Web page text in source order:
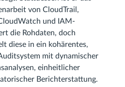
von CloudTrail,
und IAM-
die Rohdaten, doch
diese in ein kohärentes,
mit dynamischer
einheitlicher
Berichterstattung.